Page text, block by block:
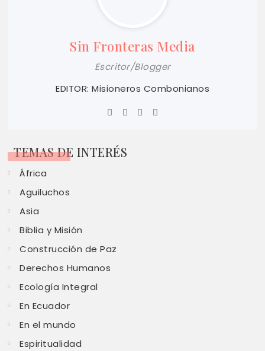
Sin Fronteras Media
Escritor/Blogger
EDITOR: Misioneros Combonianos
TEMAS DE INTERÉS
África
Aguiluchos
Asia
Biblia y Misión
Construcción de Paz
Derechos Humanos
Ecología Integral
En Ecuador
En el mundo
Espiritualidad